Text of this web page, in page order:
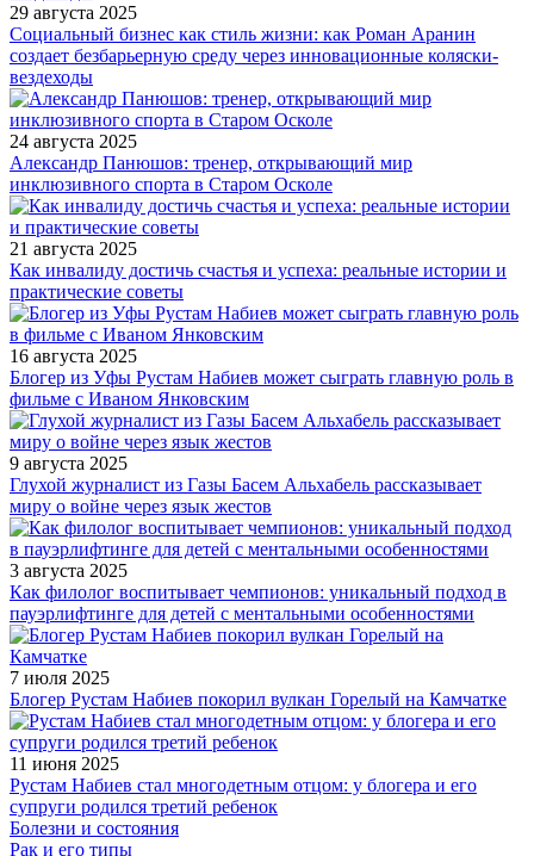
29 августа 2025
Социальный бизнес как стиль жизни: как Роман Аранин
создает безбарьерную среду через инновационные коляски-
вездеходы
24 августа 2025
Александр Панюшов: тренер, открывающий мир
инклюзивного спорта в Старом Осколе
21 августа 2025
Как инвалиду достичь счастья и успеха: реальные истории и
практические советы
16 августа 2025
Блогер из Уфы Рустам Набиев может сыграть главную роль в
фильме с Иваном Янковским
9 августа 2025
Глухой журналист из Газы Басем Альхабель рассказывает
миру о войне через язык жестов
3 августа 2025
Как филолог воспитывает чемпионов: уникальный подход в
пауэрлифтинге для детей с ментальными особенностями
7 июля 2025
Блогер Рустам Набиев покорил вулкан Горелый на Камчатке
11 июня 2025
Рустам Набиев стал многодетным отцом: у блогера и его
супруги родился третий ребенок
Болезни и состояния
Рак и его типы